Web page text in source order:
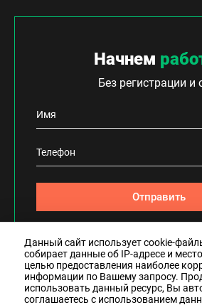
Начнем
Без регистрации и
Отправить
Отправляя сообщение, я
ознакомлен и согласен с
конфиденциальностиданного
Данный сайт использует cookie-
собирает данные об IP-адресе и
целью предоставления наиболее
информации по Вашему запросу.
использовать данный ресурс, Вы
соглашаетесь с использованием